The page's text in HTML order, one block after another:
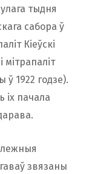
тыдня
сабора ў
Кіеўскі
мітрапаліт
ў 1922 годзе).
іх пачала
звязаны